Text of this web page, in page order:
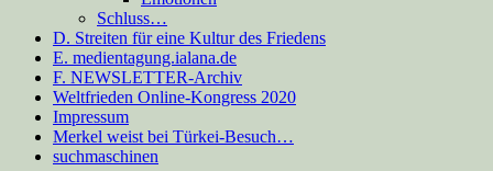
Schluss…
D. Streiten für eine Kultur des Friedens
E. medientagung.ialana.de
F. NEWSLETTER-Archiv
Weltfrieden Online-Kongress 2020
Impressum
Merkel weist bei Türkei-Besuch…
suchmaschinen